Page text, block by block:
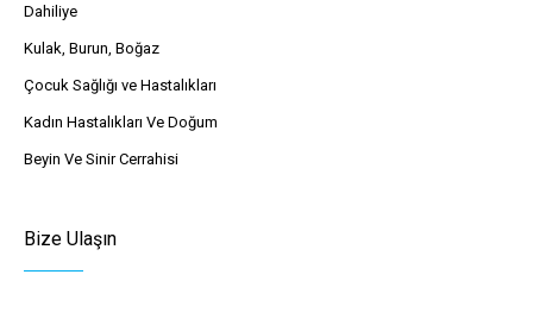
Dahiliye
Kulak, Burun, Boğaz
Çocuk Sağlığı ve Hastalıkları
Kadın Hastalıkları Ve Doğum
Beyin Ve Sinir Cerrahisi
Bize Ulaşın